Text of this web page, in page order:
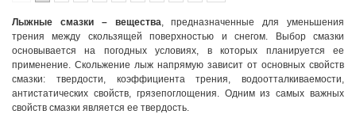
Лыжные смазки – вещества, предназначенные для уменьшения
трения между скользящей поверхностью и снегом. Выбор смазки
основывается на погодных условиях, в которых планируется ее
применение. Скольжение лыж напрямую зависит от основных свойств
смазки: твердости, коэффициента трения, водоотталкиваемости,
антистатических свойств, грязепоглощения. Одним из самых важных
свойств смазки является ее твердость.